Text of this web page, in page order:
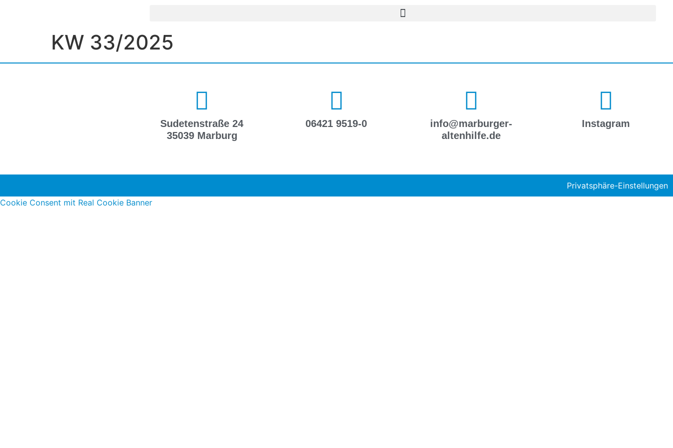
KW 33/2025
Sudetenstraße 24
35039 Marburg
06421 9519-0
info@marburger-
altenhilfe.de
Instagram
Privatsphäre-Einstellungen
Cookie Consent mit Real Cookie Banner